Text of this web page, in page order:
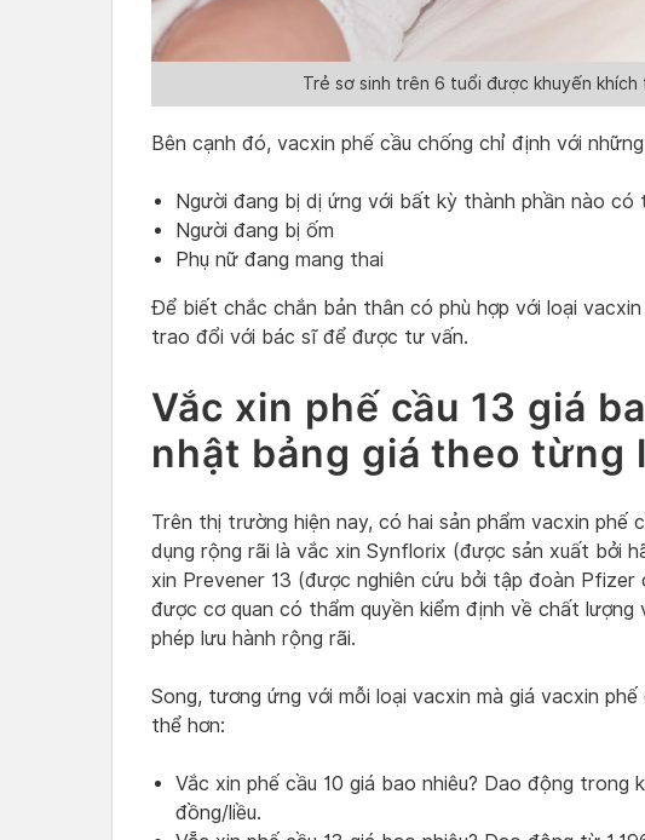
Trẻ sơ sinh trên 6 tuổi được khuyến khích
Bên cạnh đó, vacxin phế cầu chống chỉ định với
Người đang bị dị ứng với bất kỳ thành phần nào có
Người đang bị ốm
Phụ nữ đang mang thai
Để biết chắc chắn bản thân có phù hợp với loại
trao đổi với bác sĩ để được tư vấn.
Vắc xin phế cầu 13 giá
nhật bảng giá theo từng
Trên thị trường hiện nay, có hai sản phẩm vacxin phế
dụng rộng rãi là vắc xin Synflorix (được sản xuất bởi
xin Prevener 13 (được nghiên cứu bởi tập đoàn Pfizer
được cơ quan có thẩm quyền kiểm định về chất
phép lưu hành rộng rãi.
Song, tương ứng với mỗi loại vacxin mà giá vacxin
thể hơn:
Vắc xin phế cầu 10 giá bao nhiêu? Dao động trong
đồng/liều.